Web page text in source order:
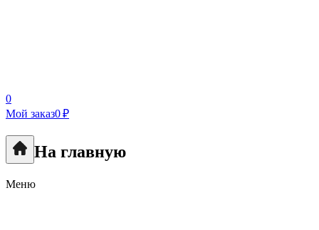
0
Мой заказ0 ₽
На главную
Меню